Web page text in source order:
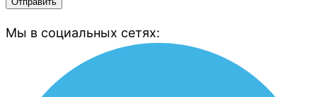
Мы в социальных сетях: